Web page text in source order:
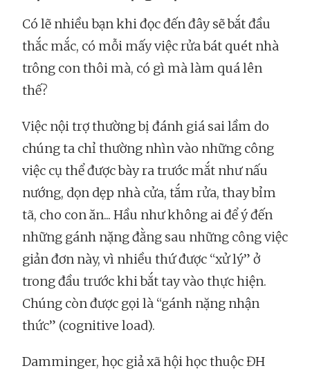
Có lẽ nhiều bạn khi đọc đến đây sẽ bắt đầu
thắc mắc, có mỗi mấy việc rửa bát quét nhà
trông con thôi mà, có gì mà làm quá lên
thế?
Việc nội trợ thường bị đánh giá sai lầm do
chúng ta chỉ thường nhìn vào những công
việc cụ thể được bày ra trước mắt như nấu
nướng, dọn dẹp nhà cửa, tắm rửa, thay bỉm
tã, cho con ăn... Hầu như không ai để ý đến
những gánh nặng đằng sau những công việc
giản đơn này, vì nhiều thứ được “xử lý” ở
trong đầu trước khi bắt tay vào thực hiện.
Chúng còn được gọi là “gánh nặng nhận
thức” (cognitive load).
Damminger, học giả xã hội học thuộc ĐH